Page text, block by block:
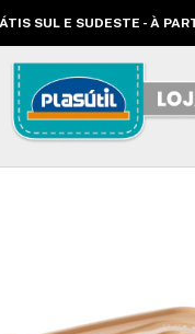
SUL E SUDESTE - À